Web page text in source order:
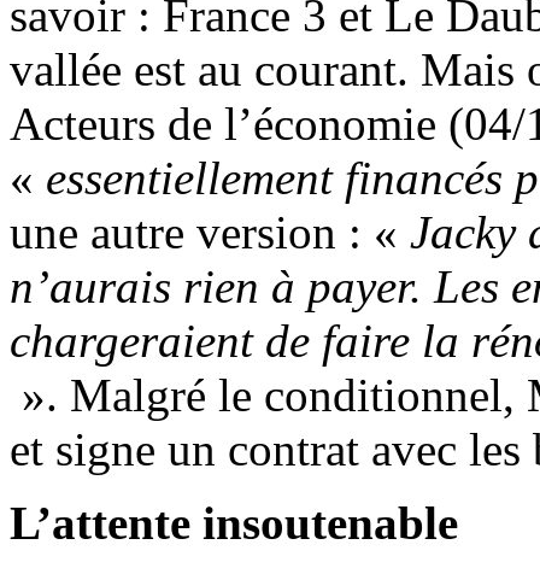
savoir : France 3 et Le
vallée est au courant. Mais
Acteurs de l’économie
« essentiellement financés
une autre version : « Jacky
n’aurais rien à payer. Les
chargeraient de faire la
». Malgré le conditionnel,
et signe un contrat avec les
L’attente insoutenable